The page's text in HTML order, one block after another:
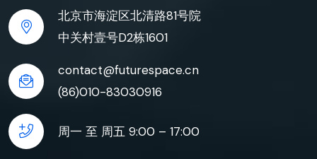
北京市海淀区北清路81号院
中关村壹号D2栋1601
contact@futurespace.cn
(86)010-83030916
周一 至 周五 9:00 – 17:00